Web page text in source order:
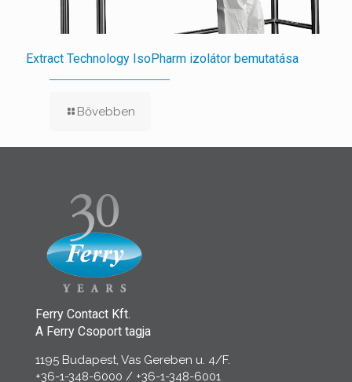
Extract Technology IsoPharm izolátor bemutatása
Bővebben
Ferry Contact Kft.
A Ferry Csoport tagja
1195 Budapest, Vas Gereben u. 4/F.
+36-1-348-6000 / +36-1-348-6001